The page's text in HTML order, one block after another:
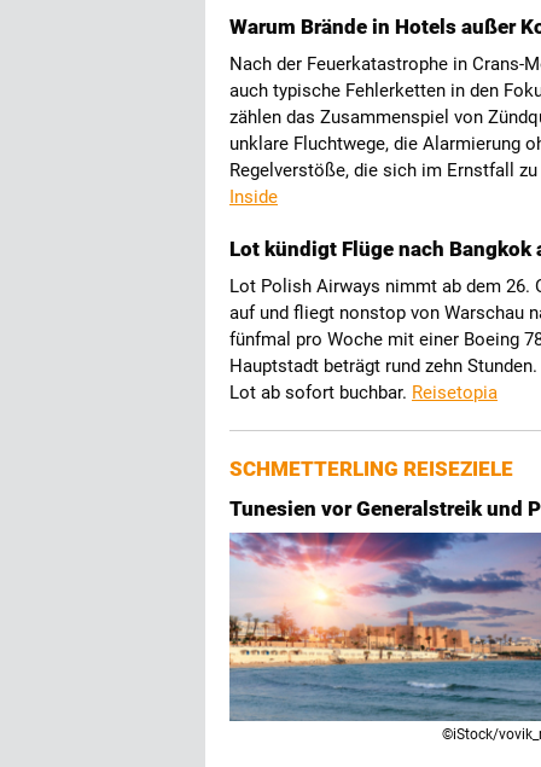
Warum Brände in Hotels außer
Nach der Feuerkatastrophe in Crans-
auch typische Fehlerketten in den
zählen das Zusammenspiel von
unklare Fluchtwege, die Alarmierung
Regelverstöße, die sich im Ernstfall
Inside
Lot kündigt Flüge nach Bangkok
Lot Polish Airways nimmt ab dem 26.
auf und fliegt nonstop von Warschau
fünfmal pro Woche mit einer Boeing
Hauptstadt beträgt rund zehn
Lot ab sofort buchbar. Reisetopia
SCHMETTERLING REISEZIELE
Tunesien vor Generalstreik und
©iStock/